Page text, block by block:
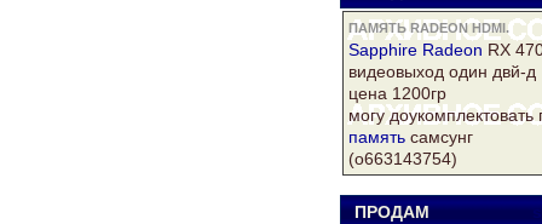
ПАМЯТЬ RADEON HDMI.
Sapphire Radeon RX
видеовыход один двй-д
цена 1200гр
могу
память самсунг
(о663143754)
ПРОДАМ